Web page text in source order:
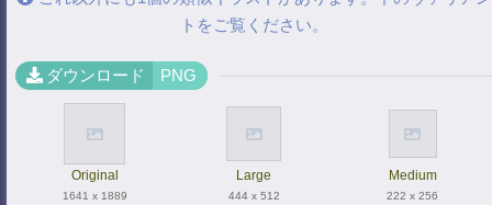
トをご覧ください。
ダウンロード PNG
Original
1641 x 1889
Large
444 x 512
Medium
222 x 256